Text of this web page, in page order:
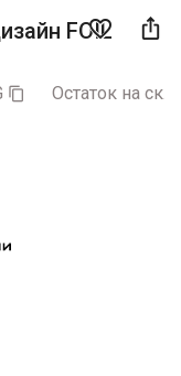
favorite_border 
FOIL
 Остаток на